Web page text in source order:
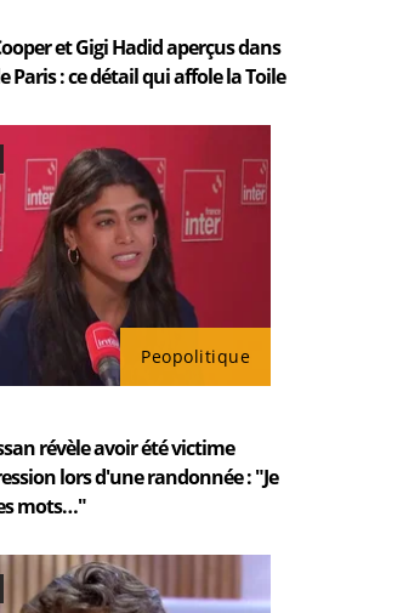
et Gigi Hadid aperçus dans
Paris : ce détail qui affole la Toile
Peopolitique
révèle avoir été victime
lors d'une randonnée : "Je
mots…"